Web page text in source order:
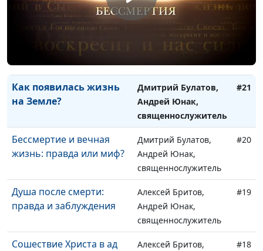
священнослужитель
Почему люди умирают?
Дмитрий Булатов,
Андрей Юнак,
священнослужитель
Как появилась жизнь
на Земле?
Дмитрий Булатов,
Андрей Юнак,
священнослужитель
#21
Бессмертие и вечная
жизнь: правда или миф?
Дмитрий Булатов,
Андрей Юнак,
священнослужитель
#20
Душа после смерти:
правда и заблуждения
Алексей Бритов,
Андрей Юнак,
священнослужитель
#19
Сошествие Христа в ад
Алексей Бритов,
#18